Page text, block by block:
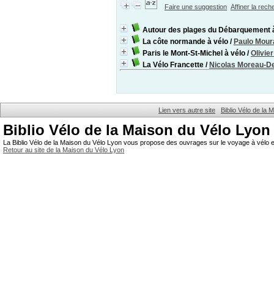
Faire une suggestion Affiner la
Autour des plages du Débarquement
La côte normande à vélo / Paulo
Paris le Mont-St-Michel à vélo /
La Vélo Francette / Nicolas Moreau-
Lien vers autre site Biblio Vélo de la
Biblio Vélo de la Maison du Vélo Lyon
La Biblio Vélo de la Maison du Vélo Lyon vous propose des ouvrages sur le voyage à
Retour au site de la Maison du Vélo Lyon